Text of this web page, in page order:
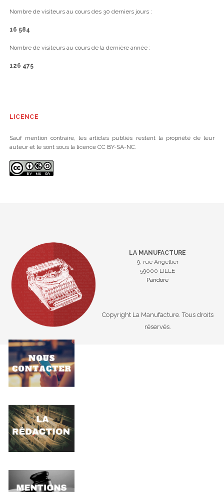
Nombre de visiteurs au cours des 30 derniers jours :
16 584
Nombre de visiteurs au cours de la dernière année :
126 475
LICENCE
Sauf mention contraire, les articles publiés restent la propriété de leur
auteur et le sont sous la licence CC BY-SA-NC.
LA MANUFACTURE
9, rue Angellier
59000 LILLE
Pandore
Copyright La Manufacture. Tous droits
réservés.